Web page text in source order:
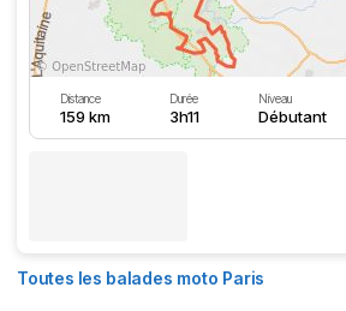
Distance
159 km
Durée
3h11
Niveau
Débutant
Toutes les balades moto Paris